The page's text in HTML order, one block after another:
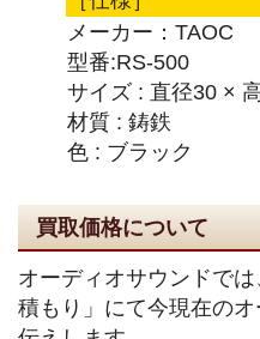
メーカー：TAOC
型番:RS-500
サイズ : 直径30 ×
材質 : 鋳鉄
色 : ブラック
買取価格について
オーディオサウンドで
積もり」にて今現在の